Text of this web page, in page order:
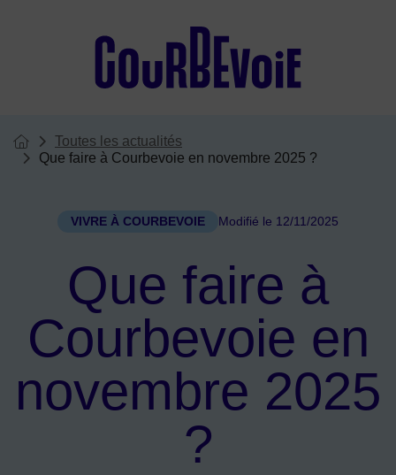
Vous êtes ici :
Page d'accueil du site
Toutes les actualités
Que faire à Courbevoie en novembre 2025 ?
Que faire à
Courbevoie en
novembre 2025
?
VIVRE À COURBEVOIE Modifié le 12/11/2025